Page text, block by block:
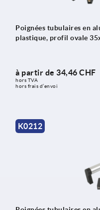
Poignées tubulaires en
plastique, profil ovale
à partir de 34,46 CHF
hors TVA
hors frais d’envoi
K0212